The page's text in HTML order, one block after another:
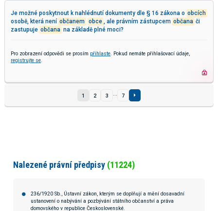
Je možné poskytnout k nahlédnutí dokumenty dle § 16 zákona o obcích
osobě, která není občanem obce , ale právním zástupcem občana či
zastupuje občana na základě plné moci?
Pro zobrazení odpovědi se prosím přihlaste. Pokud nemáte přihlašovací údaje,
registrujte se.
1 2 3 ... 7
Nalezené právní předpisy (11224)
236/1920 Sb., Ústavní zákon, kterým se doplňují a mění dosavadní
ustanovení o nabývání a pozbývání státního občanství a práva
domovského v republice Československé.